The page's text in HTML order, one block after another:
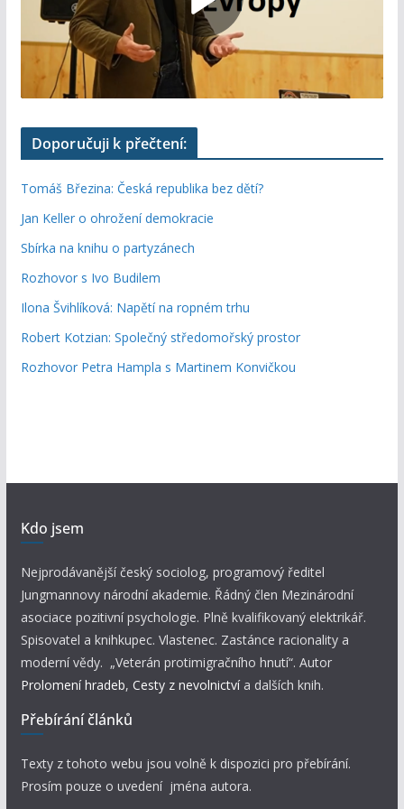
Doporučuji k přečtení:
Tomáš Březina: Česká republika bez dětí?
Jan Keller o ohrožení demokracie
Sbírka na knihu o partyzánech
Rozhovor s Ivo Budilem
Ilona Švihlíková: Napětí na ropném trhu
Robert Kotzian: Společný středomořský prostor
Rozhovor Petra Hampla s Martinem Konvičkou
Kdo jsem
Nejprodávanější český sociolog, programový ředitel
Jungmannovy národní akademie. Řádný člen Mezinárodní
asociace pozitivní psychologie. Plně kvalifikovaný elektrikář.
Spisovatel a knihkupec. Vlastenec. Zastánce racionality a
moderní vědy. „Veterán protimigračního hnutí“. Autor
Prolomení hradeb, Cesty z nevolnictví a dalších knih.
Přebírání článků
Texty z tohoto webu jsou volně k dispozici pro přebírání.
Prosím pouze o uvedení jména autora.